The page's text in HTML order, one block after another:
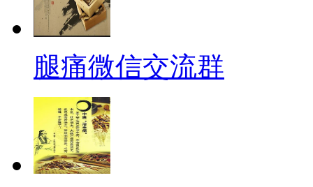
腿痛微信交流群